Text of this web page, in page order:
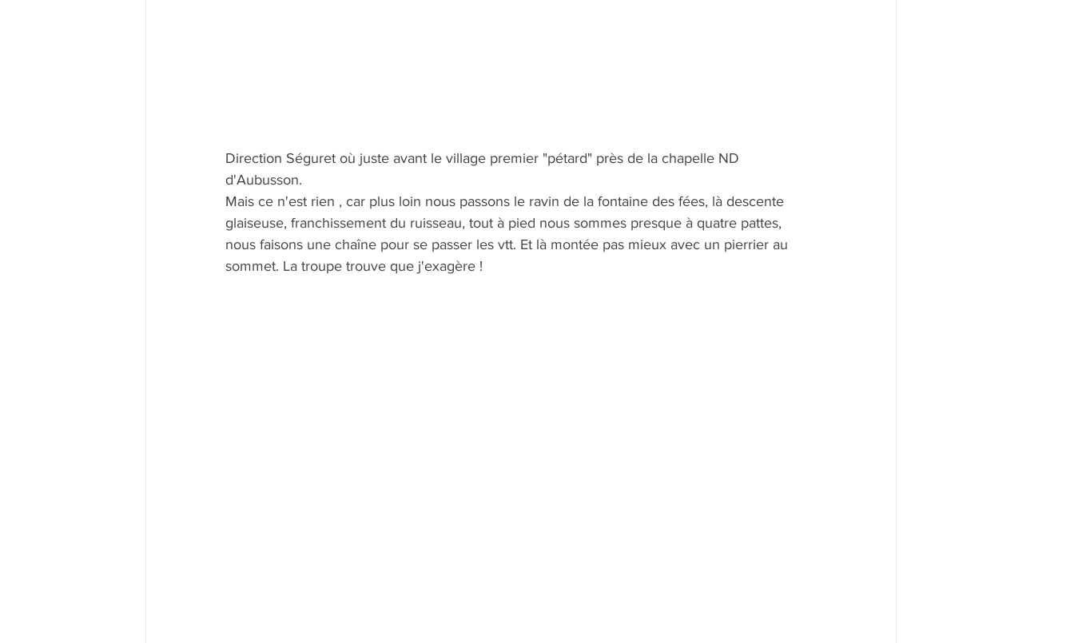
Direction Séguret où juste avant le village premier "pétard" près de la chapelle ND
d'Aubusson.
Mais ce n'est rien , car plus loin nous passons le ravin de la fontaine des fées, là descente
glaiseuse, franchissement du ruisseau, tout à pied nous sommes presque à quatre pattes,
nous faisons une chaîne pour se passer les vtt. Et là montée pas mieux avec un pierrier au
sommet. La troupe trouve que j'exagère !